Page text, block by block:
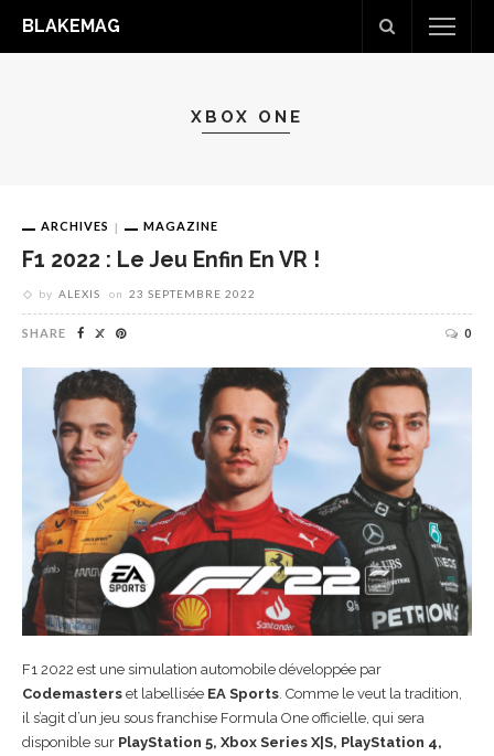
BLAKEMAG
XBOX ONE
ARCHIVES MAGAZINE
F1 2022 : Le Jeu Enfin En VR !
by ALEXIS on 23 SEPTEMBRE 2022
SHARE 0
F1 2022 est une simulation automobile développée par
Codemasters et labellisée EA Sports . Comme le veut la tradition,
il s’agit d’un jeu sous franchise Formula One officielle, qui sera
disponible sur PlayStation 5, Xbox Series X|S, PlayStation 4,